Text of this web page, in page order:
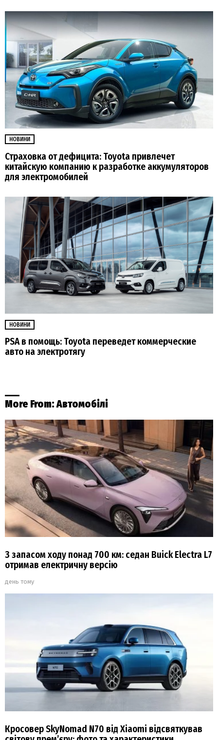
НОВИНИ
Страховка от дефицита: Toyota привлечет
китайскую компанию к разработке аккумуляторов
для электромобилей
НОВИНИ
PSA в помощь: Toyota переведет коммерческие
авто на электротягу
More From:Автомобілі
З запасом ходу понад 700 км: седан Buick Electra L7
отримав електричну версію
день тому
Кросовер SkyNomad N70 від Xiaomi відсвяткував